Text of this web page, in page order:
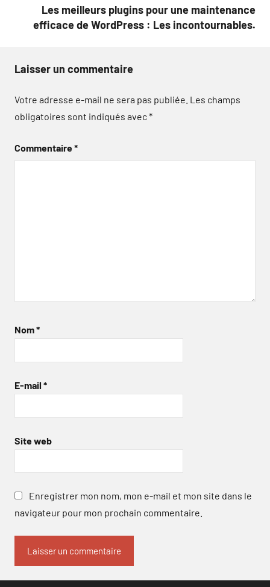
Les meilleurs plugins pour une maintenance
efficace de WordPress : Les incontournables.
Laisser un commentaire
Votre adresse e-mail ne sera pas publiée. Les champs
obligatoires sont indiqués avec*
Commentaire*
Nom*
E-mail *
Site web
Enregistrer mon nom, mon e-mail et mon site dans le
navigateur pour mon prochain commentaire.